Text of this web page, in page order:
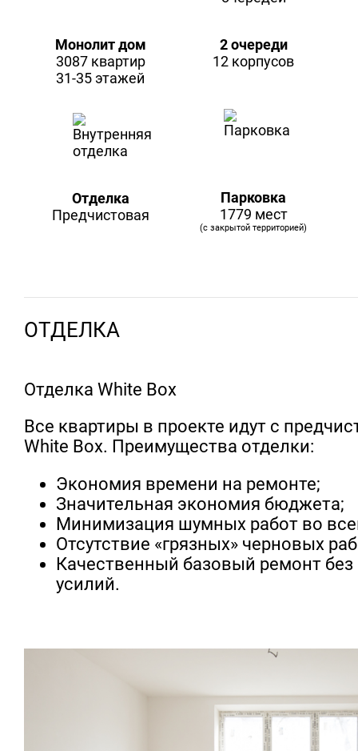
Монолит дом
3087 квартир
31-35 этажей
2 очереди
12 корпусов
Отделка
Предчистовая
Парковка
1779 мест
(с закрытой территорией)
ОТДЕЛКА
Отделка White Box
Все квартиры в проекте идут с
White Box. Преимущества отделки:
Экономия времени на ремонте;
Значительная экономия бюджета;
Минимизация шумных работ во
Отсутствие «грязных» черновых
Качественный базовый ремонт
усилий.